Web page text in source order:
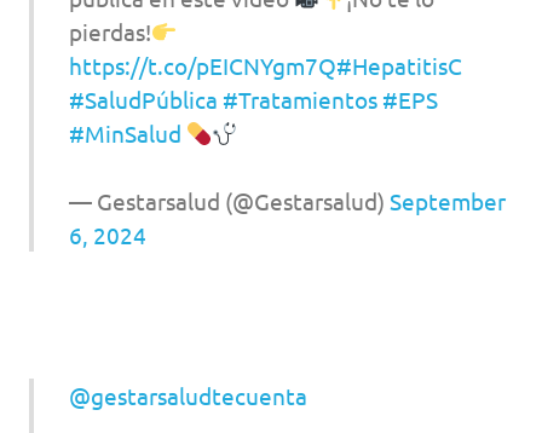
pierdas!
https://t.co/pEICNYgm7Q#HepatitisC
#SaludPública #Tratamientos #EPS
#MinSalud
— Gestarsalud (@Gestarsalud) September
6, 2024
@gestarsaludtecuenta